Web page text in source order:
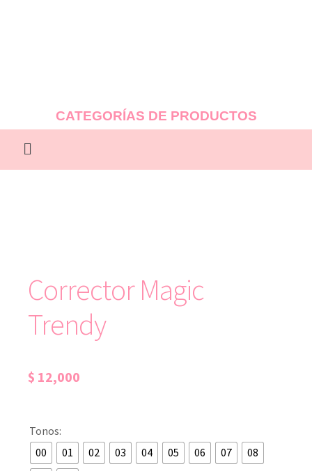
CATEGORÍAS DE PRODUCTOS
Corrector Magic
Trendy
$ 12,000
Tonos:
00
01 02 03 04 05 06 07
08